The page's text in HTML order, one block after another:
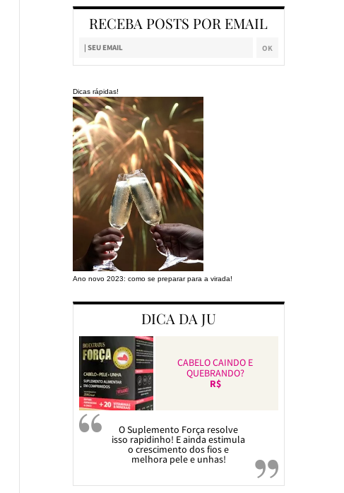
RECEBA POSTS POR EMAIL
Dicas rápidas!
Ano novo 2023: como se preparar para a virada!
DICA DA JU
CABELO CAINDO E
QUEBRANDO?
R$
O Suplemento Força resolve
isso rapidinho! E ainda estimula
o crescimento dos fios e
melhora pele e unhas!